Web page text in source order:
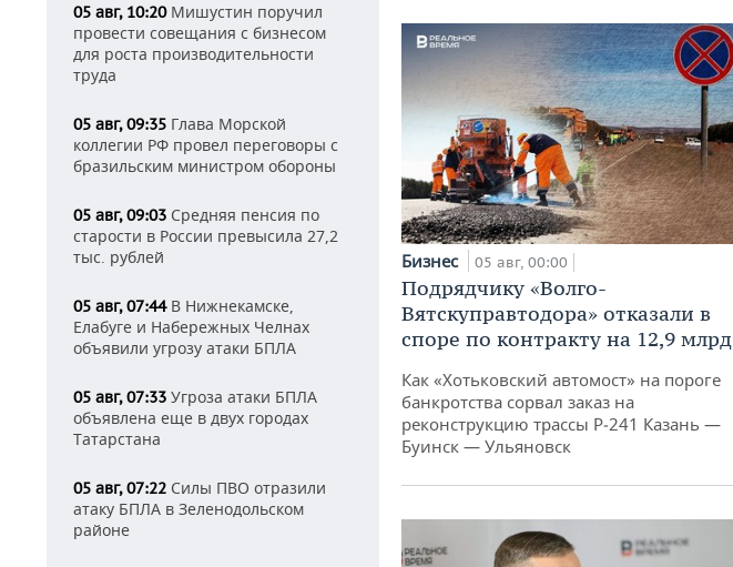
05 авг, 10:20Мишустин поручил
провести совещания с бизнесом
для роста производительности
труда
05 авг, 09:35 Глава Морской
коллегии РФ провел переговоры с
бразильским министром обороны
05 авг, 09:03 Средняя пенсия по
старости в России превысила 27,2
тыс. рублей
05 авг, 07:44В Нижнекамске,
Елабуге и Набережных Челнах
объявили угрозу атаки БПЛА
05 авг, 07:33 Угроза атаки БПЛА
объявлена еще в двух городах
Татарстана
05 авг, 07:22 Силы ПВО отразили
атаку БПЛА в Зеленодольском
районе
Бизнес 05 авг, 00:00
Подрядчику «Волго-
Вятскуправтодора» отказали в
споре по контракту на 12,9 млрд
Как «Хотьковский автомост» на пороге
банкротства сорвал заказ на
реконструкцию трассы Р‑241 Казань —
Буинск — Ульяновск